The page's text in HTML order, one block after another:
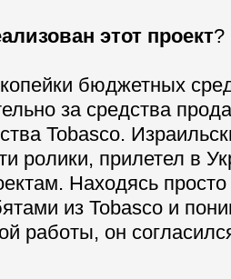
этот проект?
бюджетных
за средства
Tobasco.
ролики, прилетел в
Находясь
из Tobasco и
работы, он